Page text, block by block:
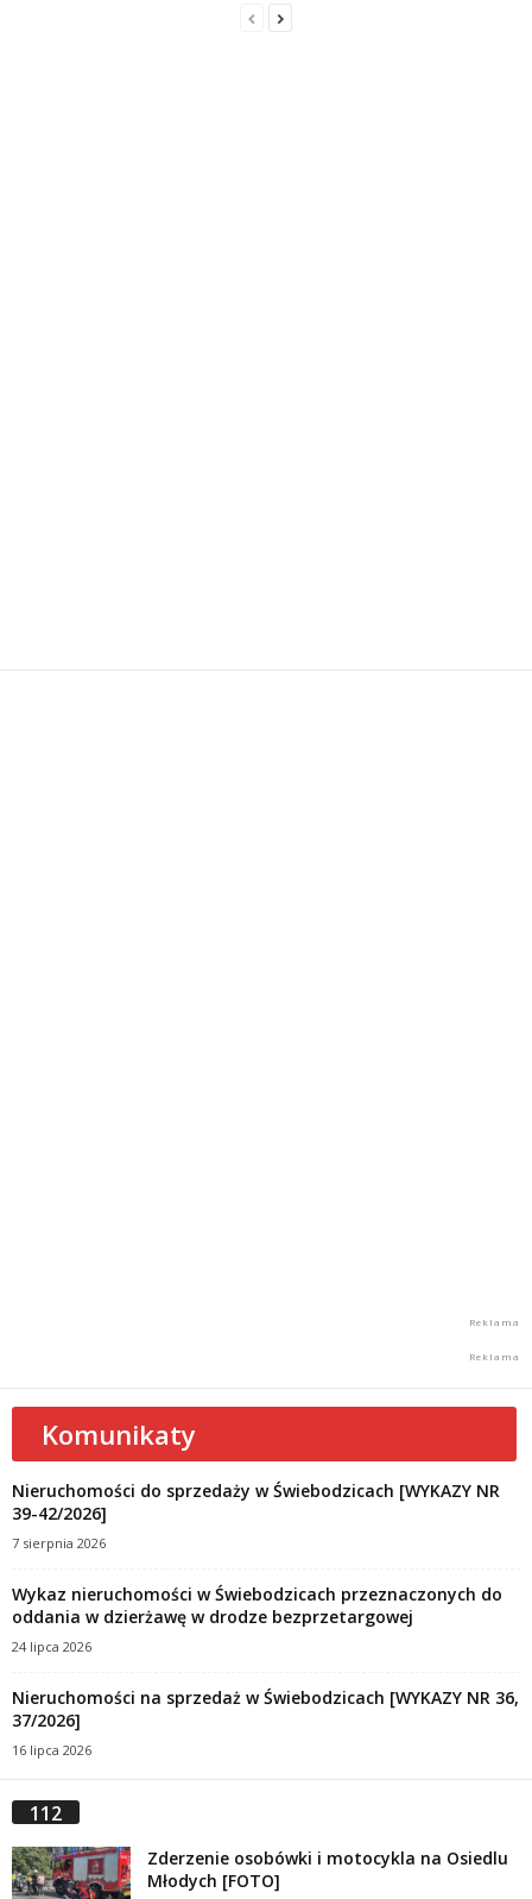
Komunikaty
Nieruchomości do sprzedaży w Świebodzicach [WYKAZY NR
39-42/2026]
7 sierpnia 2026
Wykaz nieruchomości w Świebodzicach przeznaczonych do
oddania w dzierżawę w drodze bezprzetargowej
24 lipca 2026
Nieruchomości na sprzedaż w Świebodzicach [WYKAZY NR 36,
37/2026]
16 lipca 2026
112
Zderzenie osobówki i motocykla na Osiedlu
Młodych [FOTO]